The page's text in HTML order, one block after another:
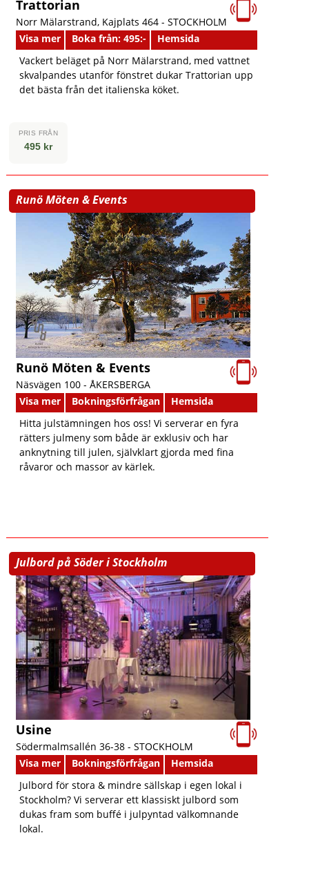
Trattorian
Norr Mälarstrand, Kajplats 464 - STOCKHOLM
Visa mer
Boka från: 495:-
Hemsida
Vackert beläget på Norr Mälarstrand, med vattnet
skvalpandes utanför fönstret dukar Trattorian upp
det bästa från det italienska köket.
PRIS FRÅN
495 kr
Runö Möten & Events
Runö Möten & Events
Näsvägen 100 - ÅKERSBERGA
Visa mer
Bokningsförfrågan
Hemsida
Hitta julstämningen hos oss! Vi serverar en fyra
rätters julmeny som både är exklusiv och har
anknytning till julen, självklart gjorda med fina
råvaror och massor av kärlek.
Julbord på Söder i Stockholm
Usine
Södermalmsallén 36-38 - STOCKHOLM
Visa mer
Bokningsförfrågan
Hemsida
Julbord för stora & mindre sällskap i egen lokal i
Stockholm? Vi serverar ett klassiskt julbord som
dukas fram som buffé i julpyntad välkomnande
lokal.